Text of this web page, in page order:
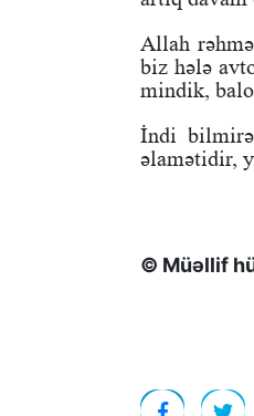
Allah
biz hələ
mindik,
İndi
əlamətidir,
© Müəllif